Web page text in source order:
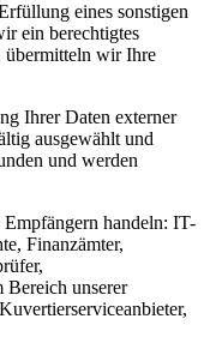
eines sonstigen
ein berechtigtes
übermitteln wir Ihre
Ihrer Daten externer
ausgewählt und
und werden
handeln: IT-
Finanzämter,
Bereich unserer